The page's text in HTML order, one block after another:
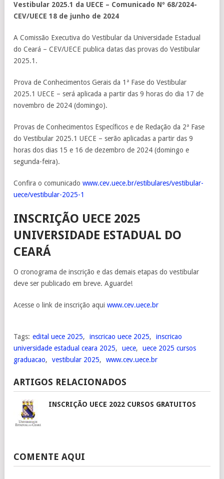
Vestibular 2025.1 da UECE – Comunicado Nº 68/2024-
CEV/UECE 18 de junho de 2024
A Comissão Executiva do Vestibular da Universidade Estadual
do Ceará – CEV/UECE publica datas das provas do Vestibular
2025.1.
Prova de Conhecimentos Gerais da 1ª Fase do Vestibular
2025.1 UECE – será aplicada a partir das 9 horas do dia 17 de
novembro de 2024 (domingo).
Provas de Conhecimentos Específicos e de Redação da 2ª Fase
do Vestibular 2025.1 UECE – serão aplicadas a partir das 9
horas dos dias 15 e 16 de dezembro de 2024 (domingo e
segunda-feira).
Confira o comunicado www.cev.uece.br/estibulares/vestibular-
uece/vestibular-2025-1
INSCRIÇÃO UECE 2025
UNIVERSIDADE ESTADUAL DO
CEARÁ
O cronograma de inscrição e das demais etapas do vestibular
deve ser publicado em breve. Aguarde!
Acesse o link de inscrição aqui www.cev.uece.br
Tags: edital uece 2025, inscricao uece 2025,
inscricao
universidade estadual ceara 2025, uece,
uece 2025 cursos
graduacao, vestibular 2025, www.cev.uece.br
ARTIGOS RELACIONADOS
INSCRIÇÃO UECE 2022 CURSOS GRATUITOS
COMENTE AQUI